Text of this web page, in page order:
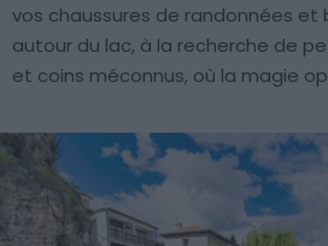
vos chaussures de randonnées
autour du lac, à la recherche de
et coins méconnus, où la magie